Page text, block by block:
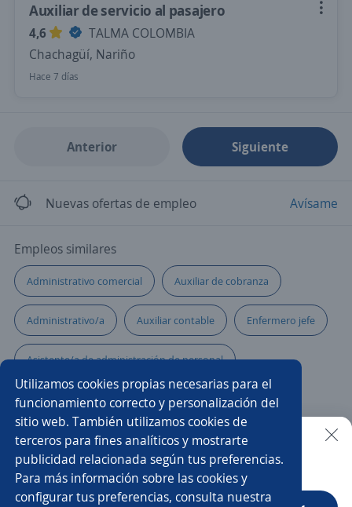
Utilizamos cookies propias necesarias para el
funcionamiento correcto y personalización del
sitio web. También utilizamos cookies de
terceros para fines analíticos y mostrarte
publicidad relacionada según tus preferencias.
Para más información sobre las cookies y
configurar tus preferencias, consulta nuestra
Auxiliar de servicio al pasajero
4,6
TALMA COLOMBIA
Chachagüí, Nariño
Hace 7 días
Anterior Siguiente
Nuevas ofertas de empleo Avísame
Empleos similares
Administrativo comercial Auxiliar de cobranza
Administrativo/a Auxiliar contable Enfermero jefe
Asistente/a de administración de personal
Auxiliar de archivo Auxiliar de cartera
Asistente telefónico Auxiliares administrativos
Auxiliar de oficina Auxiliar de mercadeo
Buscar es más fácil en la app